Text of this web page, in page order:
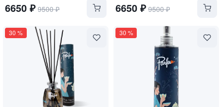
6650 ₽ 9500₽ 6650₽ 9500₽
30 % 30 %